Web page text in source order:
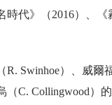
時代》（2016）、
R. Swinhoe）、威爾
（C. Collingwood）